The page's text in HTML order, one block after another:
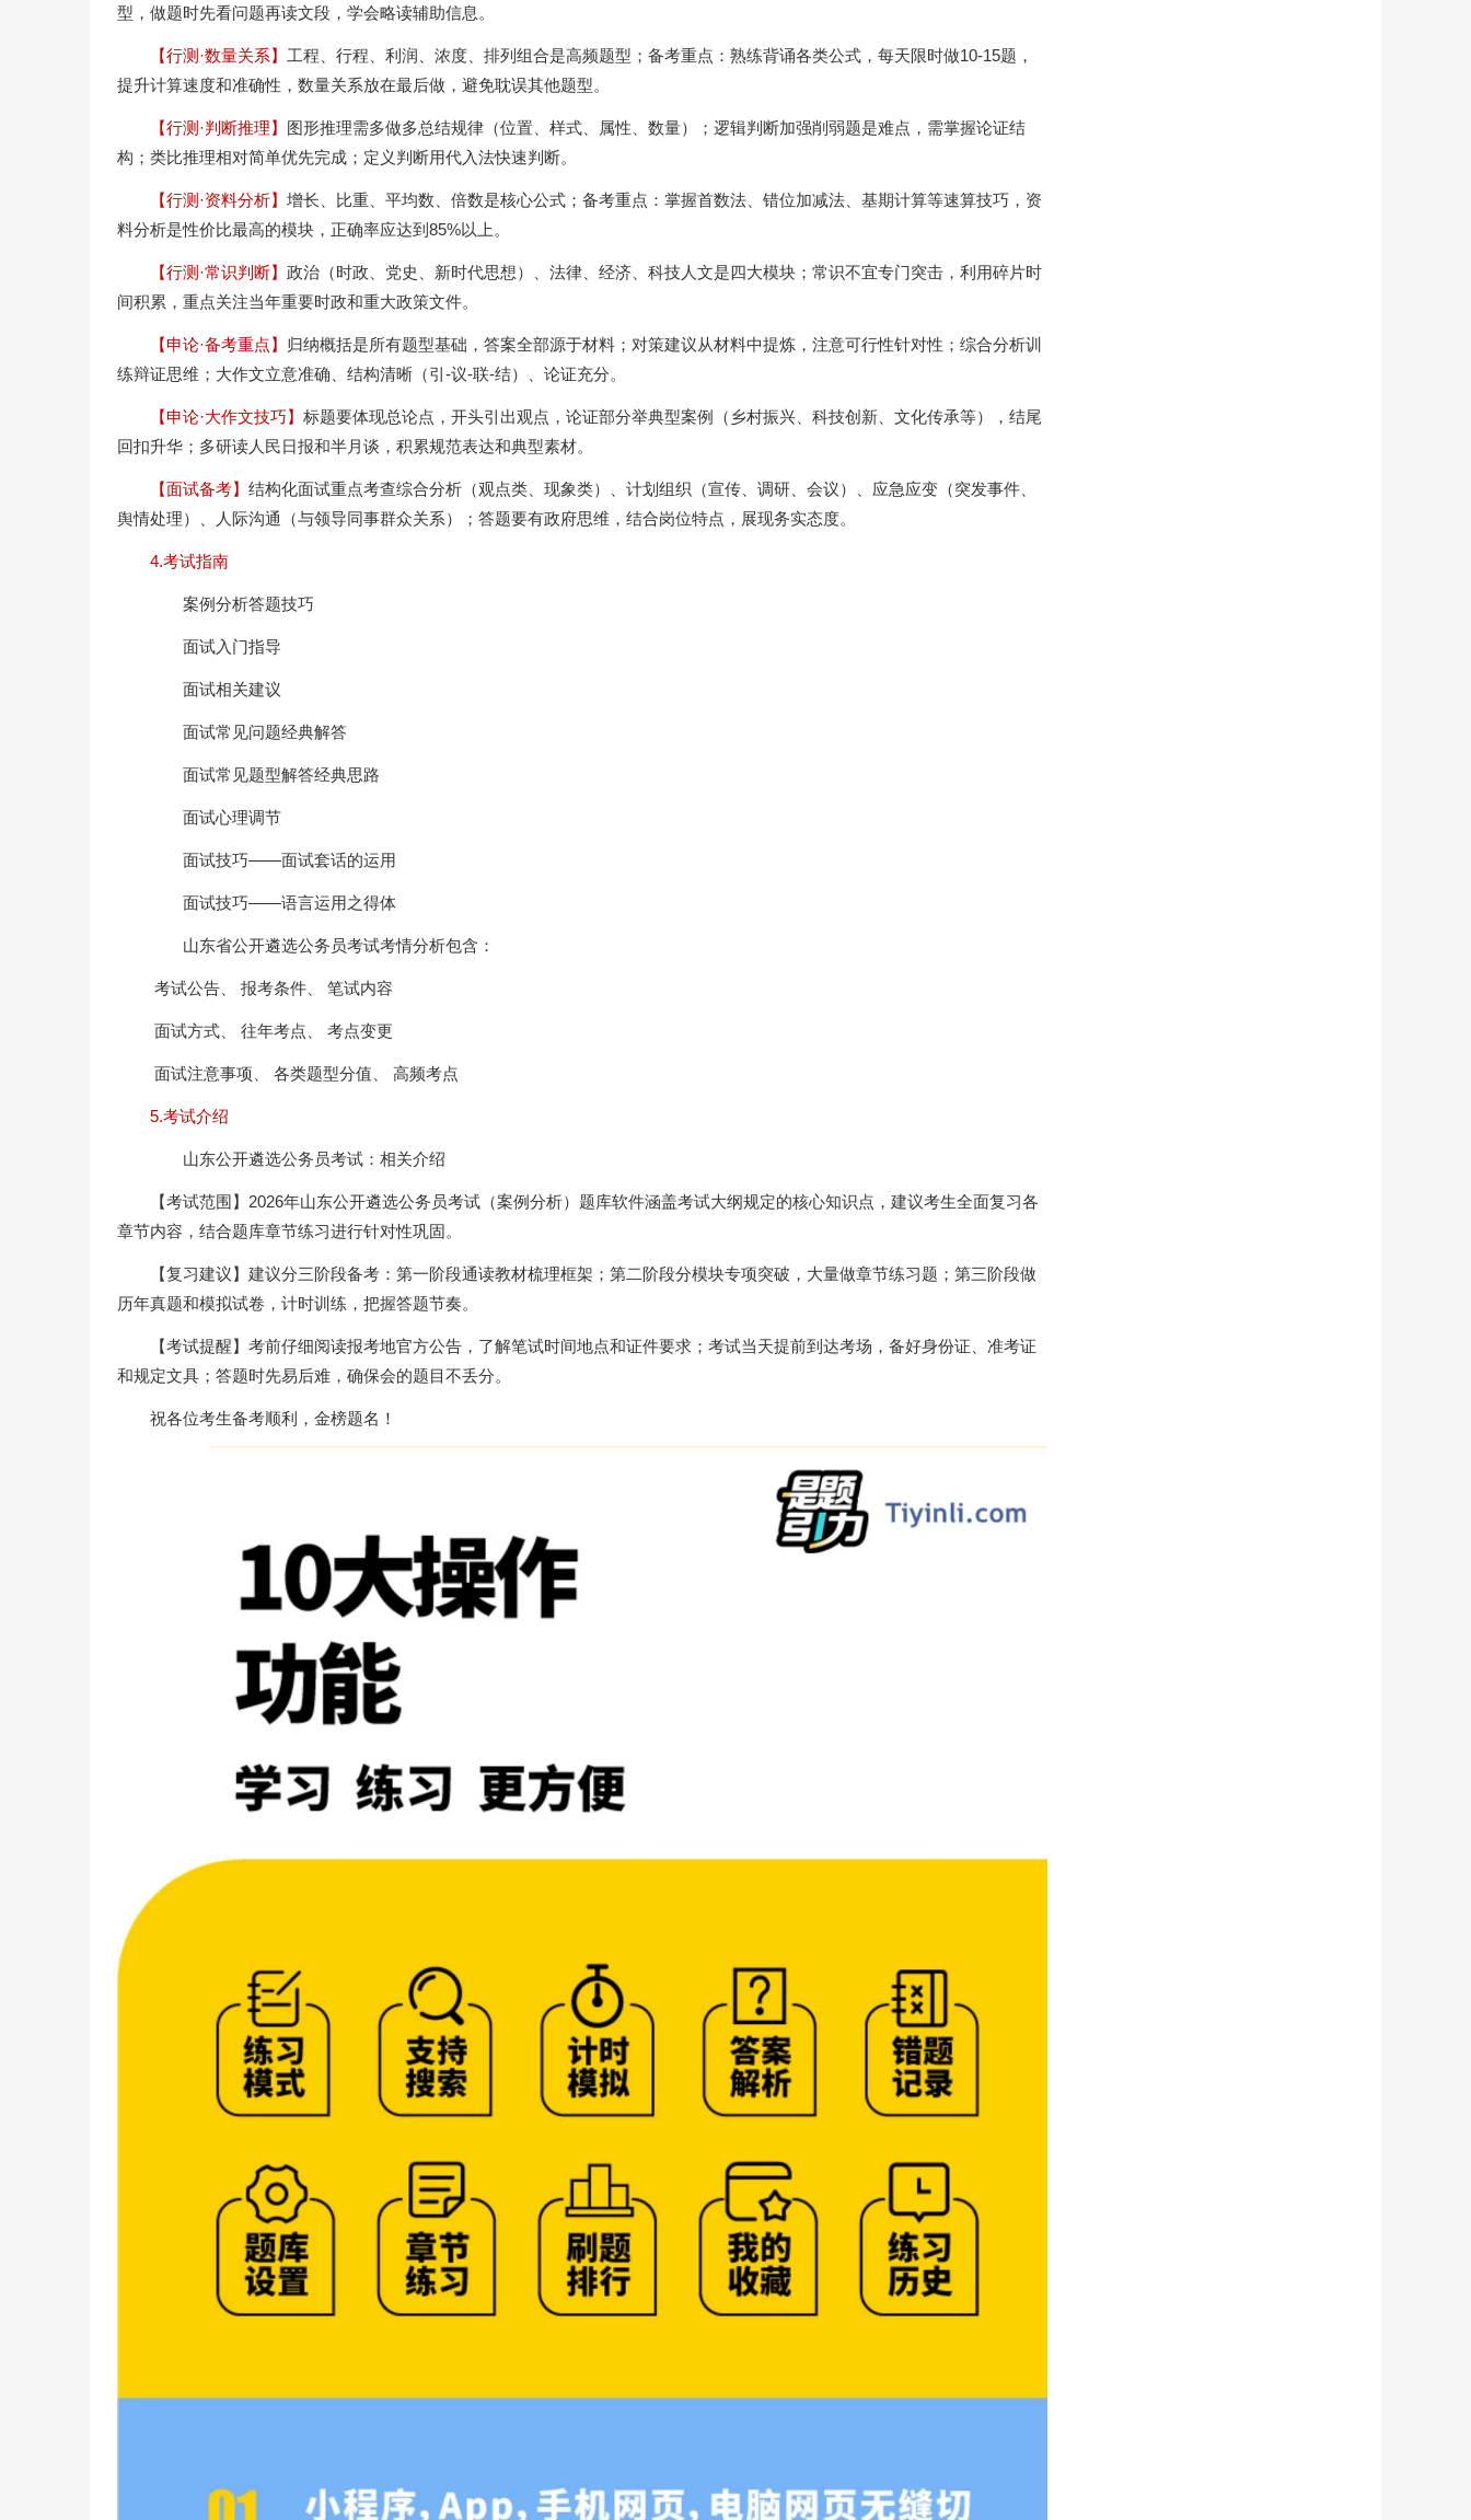
型，做题时先看问题再读文段，学会略读辅助信息。
【行测·数量关系】 工程、行程、利润、浓度、排列组合是高频题型；备考重点：熟练背诵各类公式，每天限时做10-15题，
提升计算速度和准确性，数量关系放在最后做，避免耽误其他题型。
【行测·判断推理】 图形推理需多做多总结规律（位置、样式、属性、数量）；逻辑判断加强削弱题是难点，需掌握论证结
构；类比推理相对简单优先完成；定义判断用代入法快速判断。
【行测·资料分析】 增长、比重、平均数、倍数是核心公式；备考重点：掌握首数法、错位加减法、基期计算等速算技巧，资
料分析是性价比最高的模块，正确率应达到85%以上。
【行测·常识判断】 政治（时政、党史、新时代思想）、法律、经济、科技人文是四大模块；常识不宜专门突击，利用碎片时
间积累，重点关注当年重要时政和重大政策文件。
【申论·备考重点】 归纳概括是所有题型基础，答案全部源于材料；对策建议从材料中提炼，注意可行性针对性；综合分析训
练辩证思维；大作文立意准确、结构清晰（引-议-联-结）、论证充分。
【申论·大作文技巧】 标题要体现总论点，开头引出观点，论证部分举典型案例（乡村振兴、科技创新、文化传承等），结尾
回扣升华；多研读人民日报和半月谈，积累规范表达和典型素材。
【面试备考】 结构化面试重点考查综合分析（观点类、现象类）、计划组织（宣传、调研、会议）、应急应变（突发事件、
舆情处理）、人际沟通（与领导同事群众关系）；答题要有政府思维，结合岗位特点，展现务实态度。
4.考试指南
案例分析答题技巧
面试入门指导
面试相关建议
面试常见问题经典解答
面试常见题型解答经典思路
面试心理调节
面试技巧——面试套话的运用
面试技巧——语言运用之得体
山东省公开遴选公务员考试考情分析包含：
考试公告、 报考条件、 笔试内容
面试方式、 往年考点、 考点变更
面试注意事项、 各类题型分值、 高频考点
5.考试介绍
山东公开遴选公务员考试：相关介绍
【考试范围】2026年山东公开遴选公务员考试（案例分析）题库软件涵盖考试大纲规定的核心知识点，建议考生全面复习各
章节内容，结合题库章节练习进行针对性巩固。
【复习建议】建议分三阶段备考：第一阶段通读教材梳理框架；第二阶段分模块专项突破，大量做章节练习题；第三阶段做
历年真题和模拟试卷，计时训练，把握答题节奏。
【考试提醒】考前仔细阅读报考地官方公告，了解笔试时间地点和证件要求；考试当天提前到达考场，备好身份证、准考证
和规定文具；答题时先易后难，确保会的题目不丢分。
祝各位考生备考顺利，金榜题名！